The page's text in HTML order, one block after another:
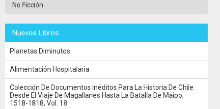
No Ficción
Nuevos Libros
Planetas Diminutos
Alimentación Hospitalaria
Colección De Documentos Inéditos Para La Historia De Chile
Desde El Viaje De Magallanes Hasta La Batalla De Maipo,
1518-1818, Vol. 18